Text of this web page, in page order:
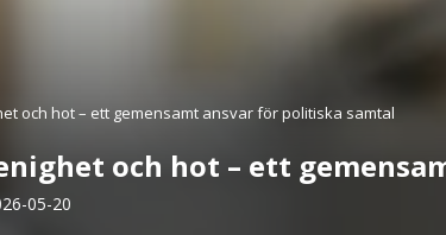
och hot – ett gemensamt ansvar för politiska samtal
och hot – ett
05-20